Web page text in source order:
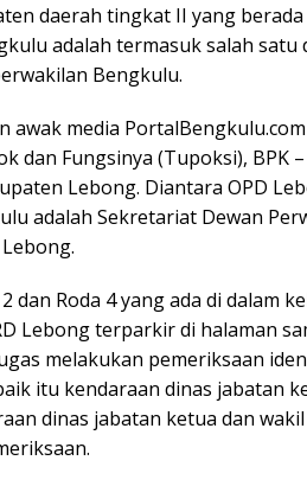
daerah tingkat II yang berada
adalah termasuk salah satu
Bengkulu.
awak media
dan Fungsinya (Tupoksi), BPK –
Lebong. Diantara OPD
adalah Sekretariat Dewan
dan Roda 4 yang ada di dalam
Lebong terparkir di halaman
melakukan pemeriksaan
itu kendaraan dinas jabatan
dinas jabatan ketua dan